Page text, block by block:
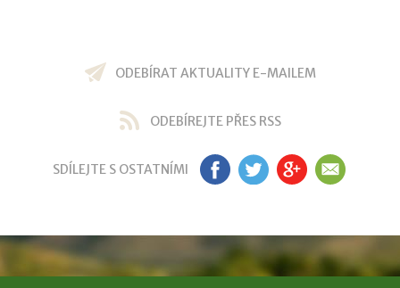
ODEBÍRAT AKTUALITY E-MAILEM
ODEBÍREJTE PŘES RSS
SDÍLEJTE S OSTATNÍMI FB TW GP EM